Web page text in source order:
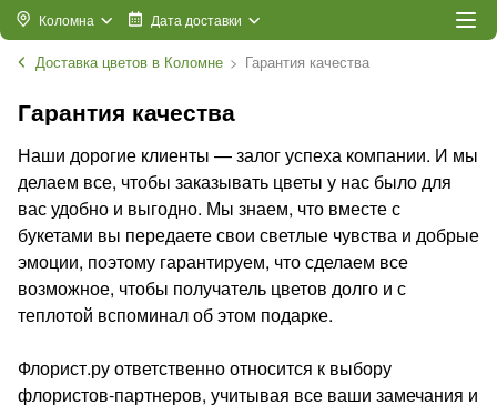
Коломна Дата доставки
Доставка цветов в Коломне Гарантия качества
Гарантия качества
Наши дорогие клиенты — залог успеха компании. И мы
делаем все, чтобы заказывать цветы у нас было для
вас удобно и выгодно. Мы знаем, что вместе с
букетами вы передаете свои светлые чувства и добрые
эмоции, поэтому гарантируем, что сделаем все
возможное, чтобы получатель цветов долго и с
теплотой вспоминал об этом подарке.
Флорист.ру ответственно относится к выбору
флористов-партнеров, учитывая все ваши замечания и